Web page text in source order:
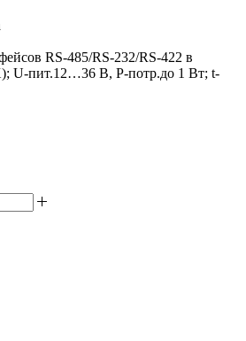
RS-485/RS-232/RS-422 в
U-пит.12…36 В, P-потр.до 1 Вт; t-